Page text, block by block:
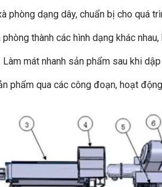
phòng dạng dây, chuẩn bị cho quá
thành các hình dạng khác
Làm mát nhanh sản phẩm sau khi
phẩm qua các công đoạn, hoạt